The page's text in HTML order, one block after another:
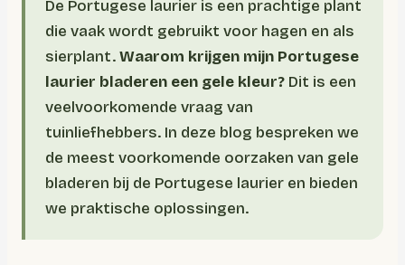
De Portugese laurier is een prachtige plant
die vaak wordt gebruikt voor hagen en als
sierplant.Waarom krijgen mijn Portugese
laurier bladeren een gele kleur? Dit is een
veelvoorkomende vraag van
tuinliefhebbers. In deze blog bespreken we
de meest voorkomende oorzaken van gele
bladeren bij de Portugese laurier en bieden
we praktische oplossingen.